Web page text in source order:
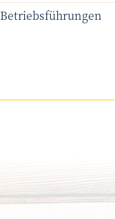
Betriebsführungen